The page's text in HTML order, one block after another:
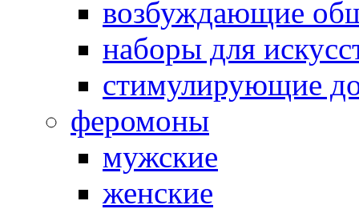
возбуждающие
наборы для
стимулирующие
феромоны
мужские
женские